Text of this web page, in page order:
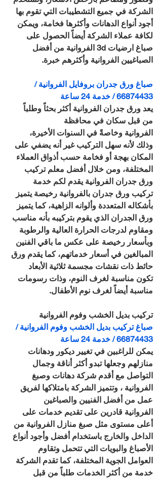
الشركة في جميع التشطيبات التي تقوم بها
أجود أنواع الدهانات وأكثرها فخامة، ويمكن
لكافة عملاء الشركة أيضاً الحصول على
صباغ ارضيات 3d الفروانية من أفضل
الصباغيين الفروانية وأكثرهم خبرة.
صباغ ورق جدران بروفايل الفروانية /
66874433 / خدمة 24 ساعة
يعد ورق جدران الفروانية أكثر بحثاً وطلباً
من قبل سكان في محافظة
الفروانية وخاصةً في السنوات الأخيرة،
وذلك لأنه سهل التركيب غير أنه يضفي على
المكان بهجة أو فخامة حسب أذواق العملاء
المختلفة، ومن خلال أفضل معلم تركيب
ورق جدران الفروانية يقدم لكم خدمة
تركيب ورق جدران بالفروانية رخيصة يتميز
بأشكاله المتعددة وألوانه الزاهية، كما يتميز
ورق الجدران الذي يقوم بتركيبه بأنه مناسب
ومقاوم لدرجات الحرارة العالية والرطوبة
وبأسعار رخيصة على عكس ما باقي الفنين
المبالغين في أسعار خدماتهم، كما يقدم ورق
حائط ذات نقشات مجسمة ثلاثية الأبعاد
تكون مناسبة لغرف النوم، وذات رسومات
مناسبة أيضاً لغرف نوم الأطفال.
تركيب بديل الخشب وفوم الفروانية
صباغ تركيب بديل الخشب وفوم الفروانية /
66874433 / خدمة 24 ساعة
يمكن للراغبين في تغيير ديكور ودهانات
منازلهم وجعلها تبدو أكثر أناقة وجمال
التواصل مع أقدم شركة دهانات وصبغ
الفروانية ، وتتميز الشركة بامتلاكها لفريق
عمل من أفضل الفنيين والصباغين
الفروانية قادرين على تقديم خدمات على
أعلى مستوى مثل صبغ منازل الفروانية من
الداخل والخارج باستخدام أفضل وأجود أنواع
الأصباغ والبويات التي تتحمل وتقاوم
العوامل الجوية المختلفة، كما تقدم الشركة
خدمة من أكثر الخدمات طلباً من قبل